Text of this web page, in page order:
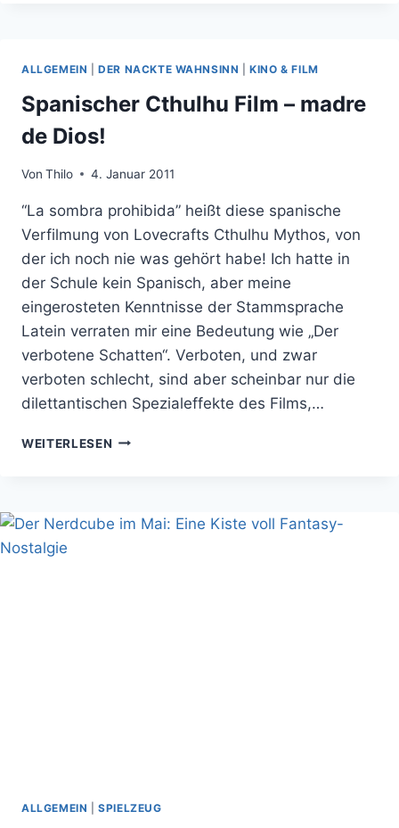
DIE
HOSE
ALLGEMEIN |DER NACKTE WAHNSINN |KINO & FILM
Spanischer Cthulhu Film – madre
de Dios!
Von Thilo 4. Januar 2011
“La sombra prohibida” heißt diese spanische
Verfilmung von Lovecrafts Cthulhu Mythos, von
der ich noch nie was gehört habe! Ich hatte in
der Schule kein Spanisch, aber meine
eingerosteten Kenntnisse der Stammsprache
Latein verraten mir eine Bedeutung wie „Der
verbotene Schatten“. Verboten, und zwar
verboten schlecht, sind aber scheinbar nur die
dilettantischen Spezialeffekte des Films,…
WEITERLESEN SPANISCHER
DE
ALLGEMEIN |SPIELZEUG